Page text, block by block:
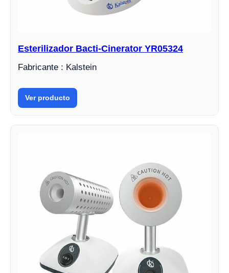
Esterilizador Bacti-Cinerator YR05324
Fabricante : Kalstein
Ver producto